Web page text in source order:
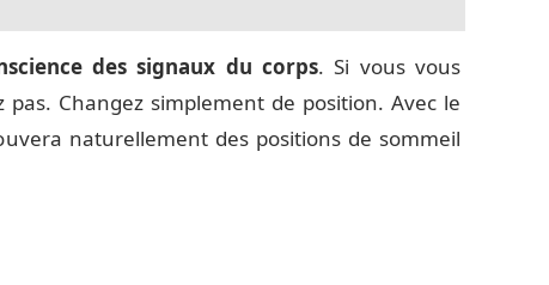
des signaux du corps. Si vous vous
Changez simplement de position. Avec le
naturellement des positions de sommeil